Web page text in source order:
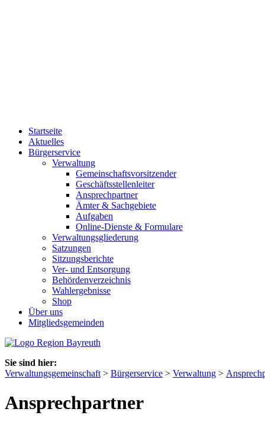
Startseite
Aktuelles
Bürgerservice
Verwaltung
Gemeinschaftsvorsitzender
Geschäftsstellenleiter
Ansprechpartner
Ämter & Sachgebiete
Aufgaben
Online-Dienste & Formulare
Verwaltungsgliederung
Satzungen
Sitzungsberichte
Ver- und Entsorgung
Behördenverzeichnis
Wahlergebnisse
Shop
Über uns
Mitgliedsgemeinden
Sie sind hier:
Verwaltungsgemeinschaft > Bürgerservice > Verwaltung >
Ansprechpartner